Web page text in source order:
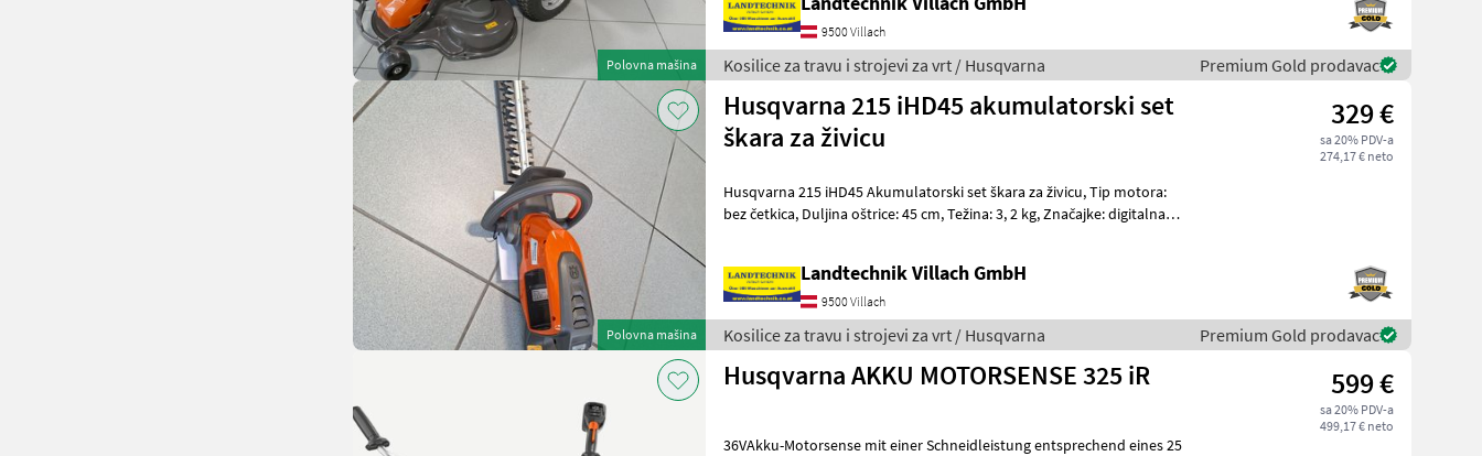
Polovna mašina
9500 Villach
Kosilice za travu i strojevi za vrt / Husqvarna Premium Gold prodavac
Polovna mašina
Husqvarna 215 iHD45 akumulatorski set
škara za živicu
329 €
sa 20% PDV-a
274,17 € neto
Husqvarna 215 iHD45 Akumulatorski set škara za živicu, Tip motora:
bez četkica, Duljina oštrice: 45 cm, Težina: 3, 2 kg, Značajke: digitalna
Landtechnik Villach GmbH
9500 Villach
Kosilice za travu i strojevi za vrt / Husqvarna Premium Gold prodavac
Husqvarna AKKU MOTORSENSE 325 iR 599 €
sa 20% PDV-a
499,17 € neto
36VAkku-Motorsense mit einer Schneidleistung entsprechend eines 25